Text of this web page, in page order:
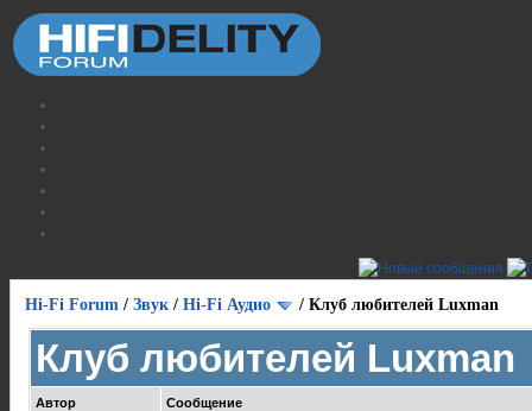
Hi-Fi Forum / Звук / Hi-Fi Аудио / Клуб любителей Luxman
Клуб любителей Luxman
Автор Сообщение